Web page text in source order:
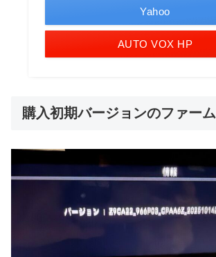
Yahoo
AUTO VOX HP
購入初期バージョンのファーム